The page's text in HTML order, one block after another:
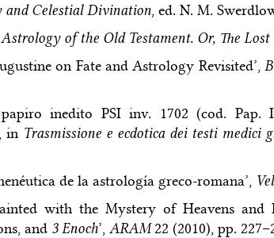
Celestial Divination, ed. N. M.
Astrology of the Old Testament. Or, The Lost
on Fate and Astrology Revisited’,
inedito PSI inv. 1702 (cod. Pap.
in Trasmissione e ecdotica dei testi medici
de la astrología greco-romana’,
with the Mystery of Heavens and
and 3 Enoch’, ARAM22 (2010), pp.